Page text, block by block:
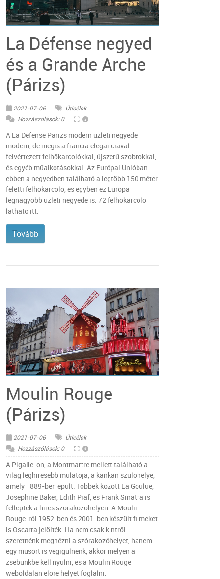
La Défense negyed
és a Grande Arche
(Párizs)
2021-07-06
Úticélok
Hozzászólások: 0
A La Défense Párizs modern üzleti negyede
modern, de mégis a francia eleganciával
felvértezett felhőkarcolókkal, újszerű szobrokkal,
és egyéb műalkotásokkal. Az Európai Unióban
ebben a negyedben található a legtöbb 150 méter
feletti felhőkarcoló, és egyben ez Európa
legnagyobb üzleti negyede is. 72 felhőkarcoló
látható itt.
Tovább
Moulin Rouge
(Párizs)
2021-07-06
Úticélok
Hozzászólások: 0
A Pigalle-on, a Montmartre mellett található a
világ leghíresebb mulatója, a kánkán szülőhelye,
amely 1889-ben épült. Többek között La Goulue,
Josephine Baker, Édith Piaf, és Frank Sinatra is
felléptek a híres szórakozóhelyen. A Moulin
Rouge-ról 1952-ben és 2001-ben készült filmeket
is Oscarra jelölték. Ha nem csak kintről
szeretnénk megnézni a szórakozóhelyet, hanem
egy műsort is végigülnénk, akkor mélyen a
zsebünkbe kell nyúlni, és a Moulin Rouge
weboldalán előre helyet foglalni.